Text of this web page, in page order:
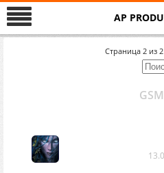
AP
Страница 2 из 2